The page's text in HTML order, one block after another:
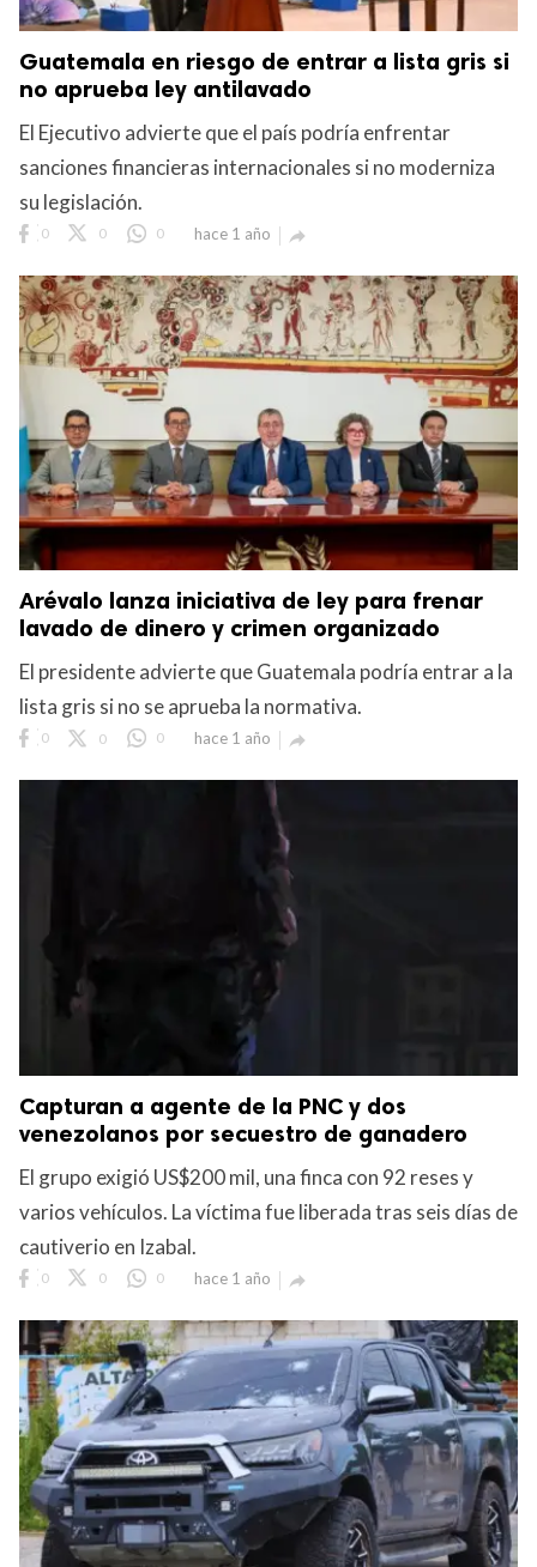
Guatemala en riesgo de entrar a lista gris si
no aprueba ley antilavado
El Ejecutivo advierte que el país podría enfrentar
sanciones financieras internacionales si no moderniza
su legislación.
0 0 0 hace 1 año 
Arévalo lanza iniciativa de ley para frenar
lavado de dinero y crimen organizado
El presidente advierte que Guatemala podría entrar a la
lista gris si no se aprueba la normativa.
0 0 0 hace 1 año 
Capturan a agente de la PNC y dos
venezolanos por secuestro de ganadero
El grupo exigió US$200 mil, una finca con 92 reses y
varios vehículos. La víctima fue liberada tras seis días de
cautiverio en Izabal.
0 0 0 hace 1 año 